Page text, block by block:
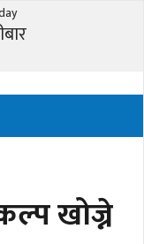
खोज्ने